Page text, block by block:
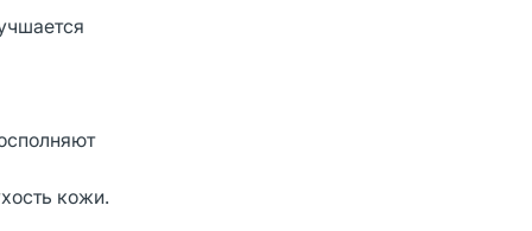
кожи.